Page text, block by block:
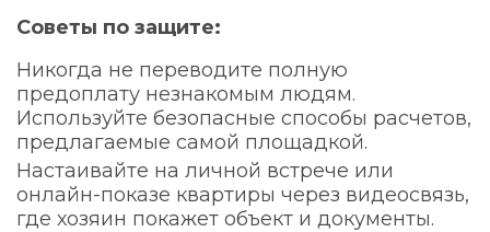
Советы по защите:
Никогда не переводите полную
предоплату незнакомым людям.
Используйте безопасные способы расчетов,
предлагаемые самой площадкой.
Настаивайте на личной встрече или
онлайн-показе квартиры через видеосвязь,
где хозяин покажет объект и документы.